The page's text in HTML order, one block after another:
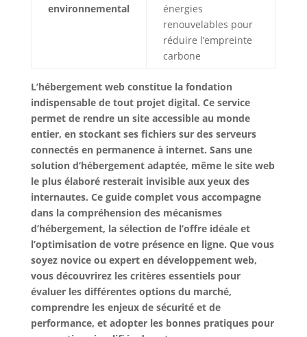
environnemental
énergies
renouvelables pour
réduire l’empreinte
carbone
L’hébergement web constitue la fondation
indispensable de tout projet digital. Ce service
permet de rendre un site accessible au monde
entier, en stockant ses fichiers sur des serveurs
connectés en permanence à internet. Sans une
solution d’hébergement adaptée, même le site web
le plus élaboré resterait invisible aux yeux des
internautes. Ce guide complet vous accompagne
dans la compréhension des mécanismes
d’hébergement, la sélection de l’offre idéale et
l’optimisation de votre présence en ligne. Que vous
soyez novice ou expert en développement web,
vous découvrirez les critères essentiels pour
évaluer les différentes options du marché,
comprendre les enjeux de sécurité et de
performance, et adopter les bonnes pratiques pour